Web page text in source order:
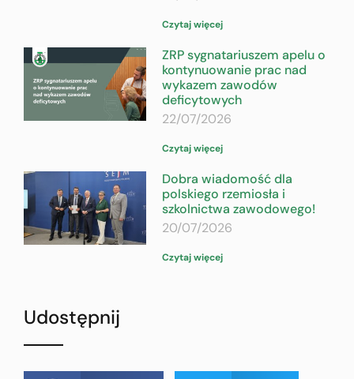
Czytaj więcej
ZRP sygnatariuszem apelu o
kontynuowanie prac nad
wykazem zawodów
deficytowych
22/07/2026
Czytaj więcej
Dobra wiadomość dla
polskiego rzemiosła i
szkolnictwa zawodowego!
20/07/2026
Czytaj więcej
Udostępnij